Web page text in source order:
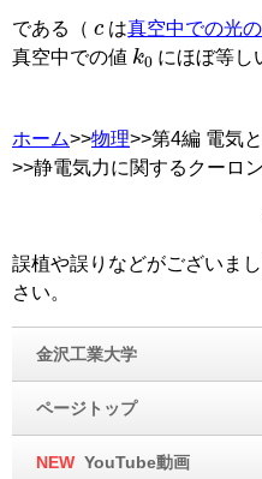
である（ は真空中での光
真空中での値
k0
にほぼ等し
ホーム>>物理>>第4編 電気
>>静電気力に関するクーロ
誤植や誤りなどがございまし
さい。
金沢工業大学
ページトップ
NEW YouTube動画